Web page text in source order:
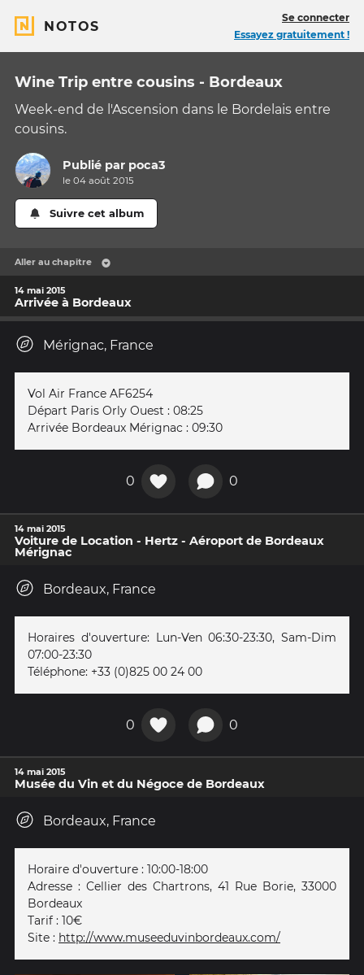
NOTOS
Se connecter
Essayez gratuitement !
Wine Trip entre cousins - Bordeaux
Week-end de l'Ascension dans le Bordelais entre
cousins.
Publié par poca3
le 04 août 2015
Suivre cet album
Aller au chapitre
14 mai 2015
Arrivée à Bordeaux
Mérignac, France
Vol Air France AF6254
Départ Paris Orly Ouest : 08:25
Arrivée Bordeaux Mérignac : 09:30
0 0
14 mai 2015
Voiture de Location - Hertz - Aéroport de Bordeaux
Mérignac
Bordeaux, France
Horaires d'ouverture: Lun-Ven 06:30-23:30, Sam-Dim
07:00-23:30
Téléphone: +33 (0)825 00 24 00
0 0
14 mai 2015
Musée du Vin et du Négoce de Bordeaux
Bordeaux, France
Horaire d'ouverture : 10:00-18:00
Adresse : Cellier des Chartrons, 41 Rue Borie, 33000
Bordeaux
Tarif : 10€
Site : http://www.museeduvinbordeaux.com/